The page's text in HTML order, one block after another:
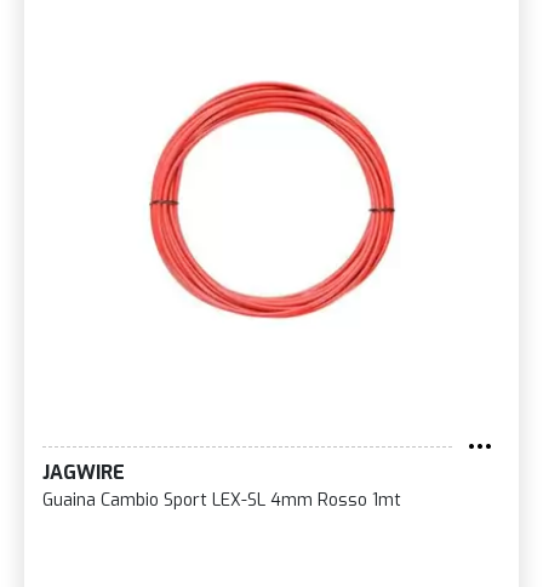
JAGWIRE
Guaina Cambio Sport LEX-SL 4mm Rosso 1mt